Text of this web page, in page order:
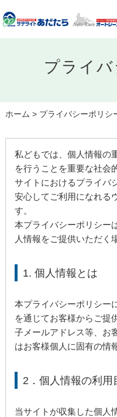
プライ
ホーム > プライバシーポリシ
私どもでは、個人情報の
を行うことを重要な社会
サイトにおけるプライバ
安心してご利用になれる
す。
本プライバシーポリシー
人情報をご提供いただく
1. 個人情報とは
本プライバシーポリシー
を通じてお客様からご提
子メールアドレス等、お
はお客様個人に固有の情
2．個人情報の利用
当サイトが収集した個人